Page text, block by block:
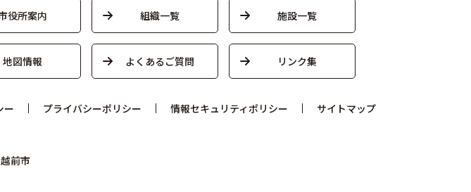
役所案内 組織一覧 施設一覧
地図情報 よくあるご質問 リンク集
ー プライバシーポリシー 情報セキュリティポリシー サイトマップ
前市